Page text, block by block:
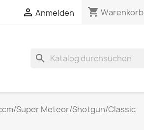
 Anmelden shopping_cart Warenkorb
search
Super Meteor/Shotgun/Classic